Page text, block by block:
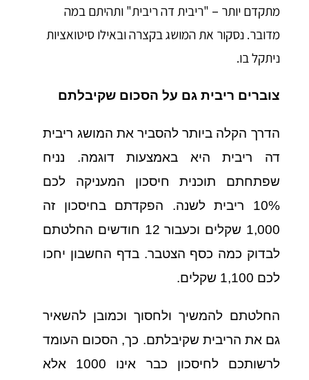
מתקדם יותר – "ריבית דה ריבית" ותהיתם במה
מדובר. נסקור את המושג בקצרה ובאילו סיטואציות
ניתקל בו.
צוברים ריבית גם על הסכום שקיבלתם
הדרך הקלה ביותר להסביר את המושג ריבית
דה ריבית היא באמצעות דוגמה. נניח
שפתחתם תוכנית חיסכון המעניקה לכם
10% ריבית לשנה. הפקדתם בחיסכון זה
1,000 שקלים וכעבור 12 חודשים החלטתם
לבדוק כמה כסף הצטבר. בדף החשבון יחכו
לכם 1,100 שקלים.
החלטתם להמשיך ולחסוך וכמובן להשאיר
גם את הריבית שקיבלתם. כך, הסכום העומד
לרשותכם לחיסכון כבר אינו 1000 אלא